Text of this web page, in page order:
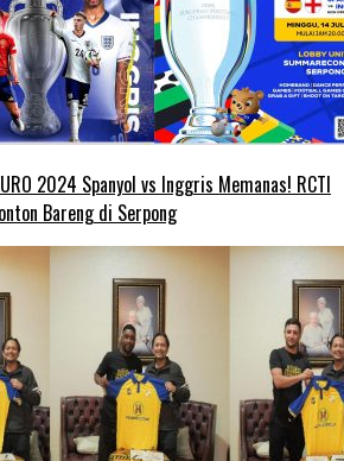
2024 Spanyol vs Inggris Memanas! RCTI
Bareng di Serpong